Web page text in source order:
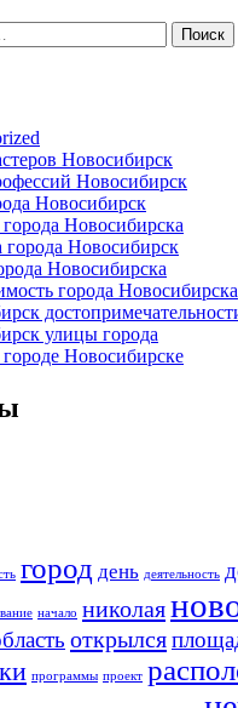
Новосибирск
Новосибирск
Новосибирск
Новосибирска
города Новосибирск
Новосибирска
города Новосибирска
улицы города
городе Новосибирске
город день деятельность
начало николая
открылся
программы проект